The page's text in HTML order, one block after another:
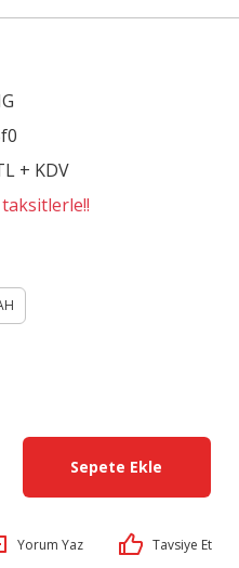
+ KDV
Sepete Ekle
Yorum Yaz Tavsiye Et